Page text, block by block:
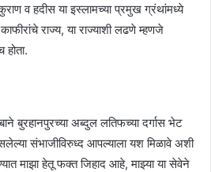
व हदीस या इस्लामच्या प्रमुख ग्रंथांमध्ये
राज्य, या राज्याशी लढणे म्हणजे
बुरहानपुरच्या अब्दुल लतिफच्या दर्गास भेट
संभाजीविरुध्द आपल्याला यश मिळावे अशी
माझा हेतू फक्त जिहाद आहे, माझ्या या सेवेने